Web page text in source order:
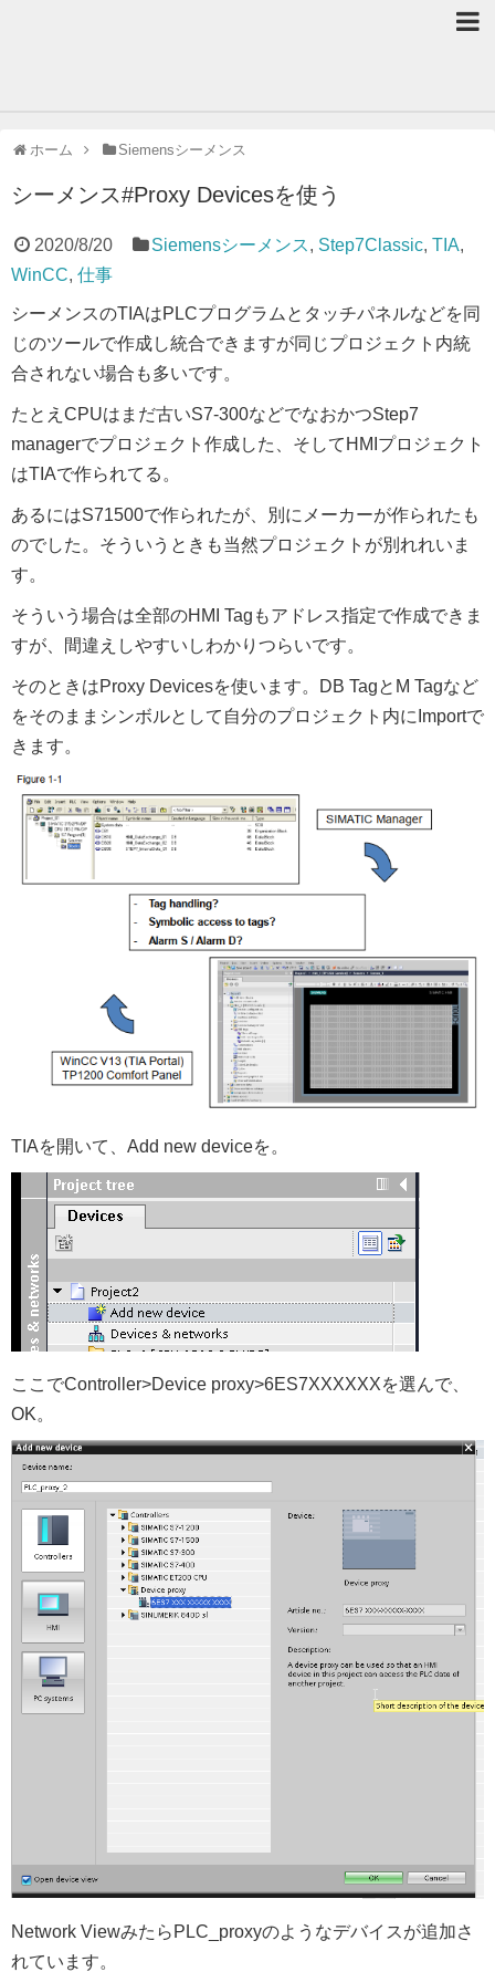
ホーム Siemensシーメンス
シーメンス#Proxy Devicesを使う
2020/8/20 Siemensシーメンス, Step7Classic,TIA,
WinCC, 仕事
シーメンスのTIAはPLCプログラムとタッチパネルなどを同
じのツールで作成し統合できますが同じプロジェクト内統
合されない場合も多いです。
たとえCPUはまだ古いS7-300などでなおかつStep7
managerでプロジェクト作成した、そしてHMIプロジェクト
はTIAで作られてる。
あるにはS71500で作られたが、別にメーカーが作られたも
のでした。そういうときも当然プロジェクトが別れれいま
す。
そういう場合は全部のHMI Tagもアドレス指定で作成できま
すが、間違えしやすいしわかりつらいです。
そのときはProxy Devicesを使います。DB TagとM Tagなど
をそのままシンボルとして自分のプロジェクト内にImportで
きます。
TIAを開いて、Add new deviceを。
ここでController>Device proxy>6ES7XXXXXXを選んで、
OK。
Network ViewみたらPLC_proxyのようなデバイスが追加さ
れています。